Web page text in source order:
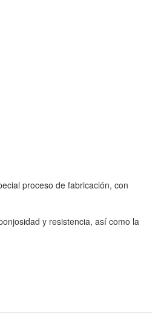
proceso de fabricación, con
y resistencia, así como la